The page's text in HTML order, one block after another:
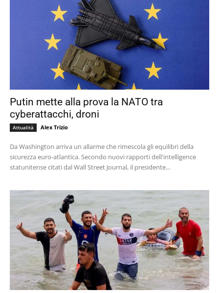
Putin mette alla prova la NATO tra
cyberattacchi, droni
Attualità Alex Trizio
Da Washington arriva un allarme che rimescola gli equilibri della
sicurezza euro-atlantica. Secondo nuovi rapporti dell'intelligence
statunitense citati dal Wall Street Journal, il presidente...